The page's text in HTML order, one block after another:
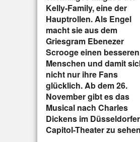
Kelly-Family, eine der
Hauptrollen. Als Engel
macht sie aus dem
Griesgram Ebenezer
Scrooge einen besseren
Menschen und damit
nicht nur ihre Fans
glücklich. Ab dem 26.
November gibt es das
Musical nach Charles
Dickens im Düsseldorfer
Capitol-Theater zu